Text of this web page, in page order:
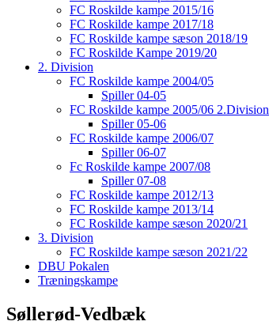
FC Roskilde kampe 2015/16
FC Roskilde kampe 2017/18
FC Roskilde kampe sæson 2018/19
FC Roskilde Kampe 2019/20
2. Division
FC Roskilde kampe 2004/05
Spiller 04-05
FC Roskilde kampe 2005/06 2.Division
Spiller 05-06
FC Roskilde kampe 2006/07
Spiller 06-07
Fc Roskilde kampe 2007/08
Spiller 07-08
FC Roskilde kampe 2012/13
FC Roskilde kampe 2013/14
FC Roskilde kampe sæson 2020/21
3. Division
FC Roskilde kampe sæson 2021/22
DBU Pokalen
Træningskampe
Søllerød-Vedbæk